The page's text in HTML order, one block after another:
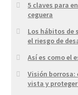
5 claves para
ceguera
Los hábitos de
el riesgo de
Así es como el
Visión borrosa:
vista y